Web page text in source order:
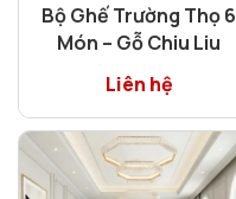
Bộ Ghế Trường Thọ 6
Món – Gỗ Chiu Liu
Liên hệ